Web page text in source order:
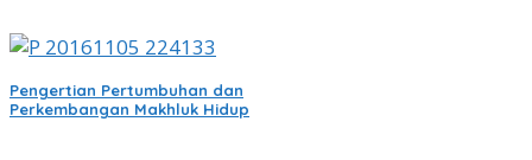
Pengertian Pertumbuhan dan
Perkembangan Makhluk Hidup